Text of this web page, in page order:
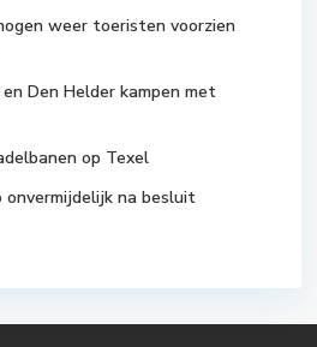
weer toeristen voorzien
Den Helder kampen met
op Texel
na besluit